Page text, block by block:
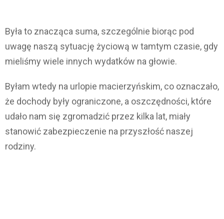
Była to znacząca suma, szczególnie biorąc pod
uwagę naszą sytuację życiową w tamtym czasie, gdy
mieliśmy wiele innych wydatków na głowie.
Byłam wtedy na urlopie macierzyńskim, co oznaczało,
że dochody były ograniczone, a oszczędności, które
udało nam się zgromadzić przez kilka lat, miały
stanowić zabezpieczenie na przyszłość naszej
rodziny.